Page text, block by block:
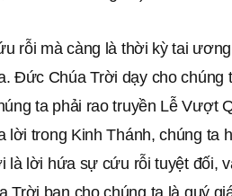
rỗi mà càng là thời kỳ tai
Đức Chúa Trời dạy cho chúng
ta phải rao truyền Lễ Vượt
lời trong Kinh Thánh, chúng
là lời hứa sự cứu rỗi tuyệt đối,
Trời ban cho chúng ta là quý